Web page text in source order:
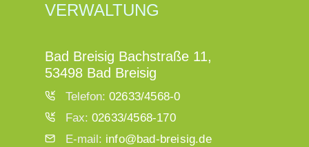
VERWALTUNG
Bad Breisig Bachstraße 11,
53498 Bad Breisig
Telefon: 02633/4568-0
Fax: 02633/4568-170
E-mail: info@bad-breisig.de